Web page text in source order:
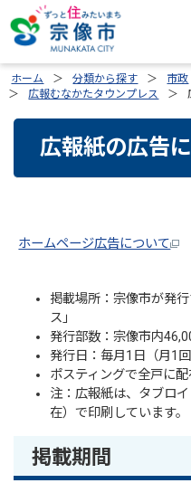
ホーム 分類から探す 市政
広報むなかたタウンプレス
広報紙の広告
ホームページ広告について
掲載場所：宗像市が発
ス」
発行部数：宗像市内
発行日：毎月1日（月1回
ポスティングで全戸に配
注：広報紙は、タブロ
在）で印刷しています。
掲載期間